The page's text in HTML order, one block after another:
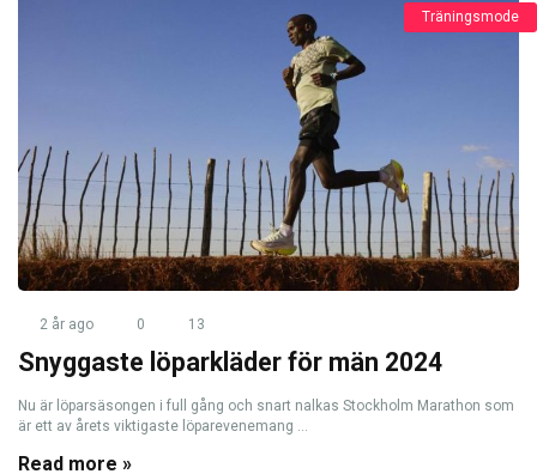
Träningsmode
2 år ago 0 13
Snyggaste löparkläder för män 2024
Nu är löparsäsongen i full gång och snart nalkas Stockholm Marathon som
är ett av årets viktigaste löparevenemang ...
Read more »